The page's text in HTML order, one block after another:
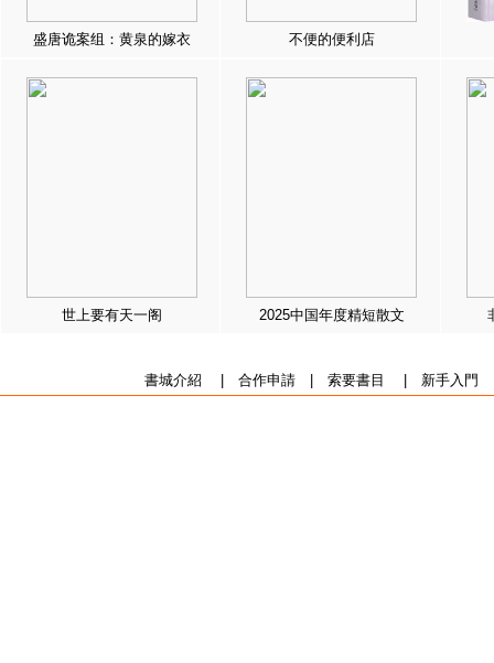
盛唐诡案组：黄泉的嫁衣 不便的便利店
世上要有天一阁 2025中国年度精短散文
書城介紹 合作申請| 索要書目 新手入門